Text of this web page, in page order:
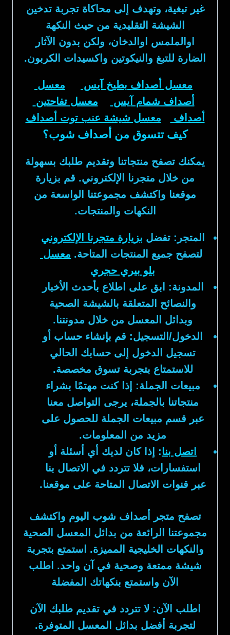
الضارة للتبغ والنيكوتين واكسيدات الكربون.
معسل أصداف بطيخ آيس
أصداف شمام آيس
أصداف
معسل شيشة عنب توت أصداف
كيف تتسوق من أصداف شوب؟
النكهات والمنتجات.
المتجر: تفضل بزيارة متجرنا الإلكتروني
لتصفح جميع المنتجات المتاحة.
بلو بيري حجري
المدونة:
وبدائل المعسل من خلال مدونتنا.
الدخول/التسجيل:
للاستمتاع بتجربة تسوق مخصصة.
مبيعات الجملة:
مزيد من المعلومات.
اتصل بنا:
عبر قنوات الاتصال المتاحة على موقعنا.
تصفح متجر أصداف شوب
مجموعتنا الرائعة من بدائل المعسل
الآن واستمتع بنكهاتك المفضلة
اطلب الآن: لا تتردد في تقديم طلبك الآن
لتجربة أفضل بدائل المعسل المتوفرة.